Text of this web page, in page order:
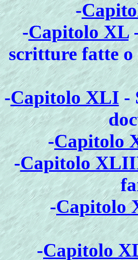
-
-Capitolo XL
scritture fatte
-Capitolo XLI-
-Capitolo
-Capitolo
-Capitolo
-Capitolo